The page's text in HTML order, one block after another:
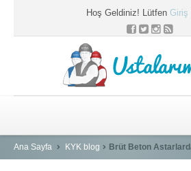
Hoş Geldiniz! Lütfen Giriş
HEDİYELER
Ana Sayfa KYK blog Brüt Beton